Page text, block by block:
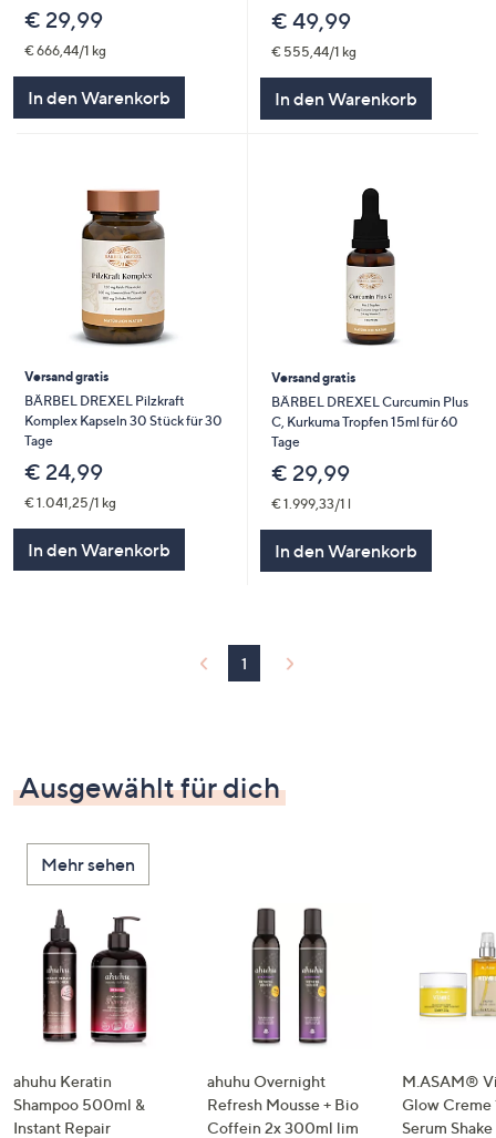
€ 29,99
€ 666,44/1 kg
In den Warenkorb
€ 49,99
€ 555,44/1 kg
In den Warenkorb
Versand gratis
BÄRBEL DREXEL Pilzkraft
Komplex Kapseln 30 Stück für 30
Tage
€ 24,99
€ 1.041,25/1 kg
In den Warenkorb
Versand gratis
BÄRBEL DREXEL Curcumin Plus
C, Kurkuma Tropfen 15ml für 60
Tage
€ 29,99
€ 1.999,33/1 l
In den Warenkorb
1
Ausgewählt für dich
Mehr sehen
ahuhu Keratin
Shampoo 500ml &
Instant Repair
ahuhu Overnight
Refresh Mousse + Bio
Coffein 2x 300ml lim
M.ASAM®
Glow Creme
Serum